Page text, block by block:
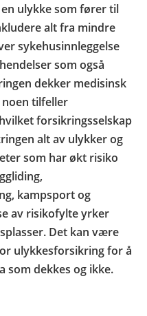
ulykke som fører til
alt fra mindre
sykehusinnleggelse
som også
dekker medisinsk
tilfeller
forsikringsselskap
alt av ulykker og
som har økt risiko
kampsport og
av risikofylte yrker
Det kan være
ulykkesforsikring for å
som dekkes og ikke.